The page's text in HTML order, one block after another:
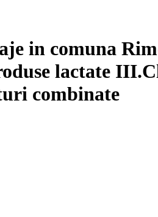
in comuna
lactate
combinate